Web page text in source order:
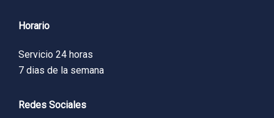
Horario
Servicio 24 horas
7 dias de la semana
Redes Sociales